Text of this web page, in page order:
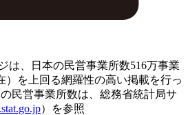
は、日本の民営事業所数516万事業
）を上回る網羅性の高い掲載を行っ
民営事業所数は、総務省統計局サ
）を参照